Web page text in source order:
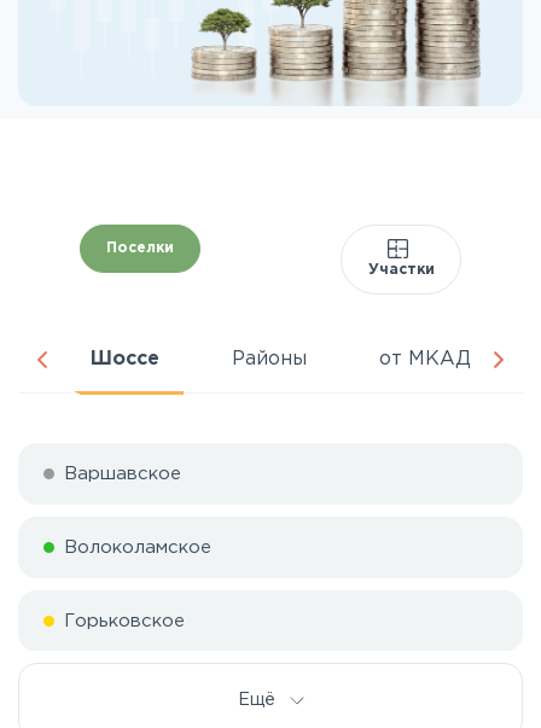
Поселки
Участки
Шоссе Районы от МКАД
Варшавское
Волоколамское
Горьковское
Ещё